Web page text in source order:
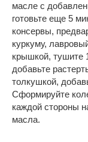
масле с
готовьте еще 5
консервы,
куркуму,
крышкой, тушите
добавьте
толкушкой,
Сформируйте
каждой стороны
масла.